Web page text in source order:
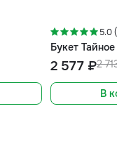
5.0
Букет
2
2 577 ₽
В